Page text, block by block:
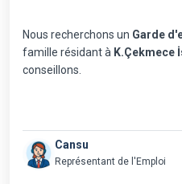
Nous recherchons un Garde
famille résidant à K.Çekmece
conseillons.
Cansu
Représentant de l'Emploi